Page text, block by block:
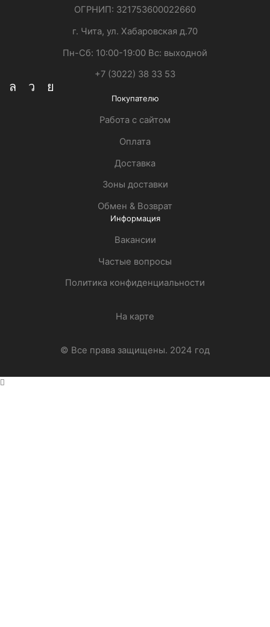
ОГРНИП: 321753600022660
г. Чита, ул. Хабаровская д.70
Пн-Сб: 10:00-19:00 Вс: выходной
+7 (3022) 38 33 53
Покупателю
Работа с сайтом
Оплата
Доставка
Зоны доставки
Обмен & Возврат
Информация
Вакансии
Частые вопросы
Политика конфиденциальности
На карте
© Все права защищены. 2024 год